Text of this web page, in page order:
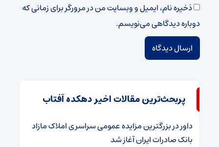
ذخیره نام، ایمیل و وبسایت من در مرورگر برای زمانی که
دوباره دیدگاهی می‌نویسم.
پربحث‌ترین مقالات اخیر دهکده آفتاب
داوردر​بزرگترین مزایده عمومی سراسری املاک مازاد
بانک صادرات ایران آغاز شد